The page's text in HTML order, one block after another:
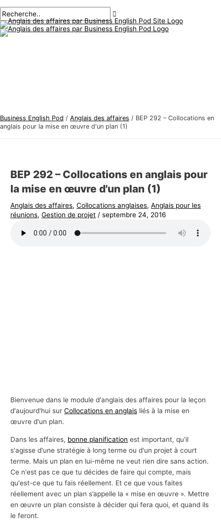
au
contenu
principal
Business English Pod / Anglais des affaires / BEP 292 – Collocations en
anglais pour la mise en œuvre d'un plan (1)
BEP 292 – Collocations en anglais pour
la mise en œuvre d'un plan (1)
Anglais des affaires,Collocations anglaises,Anglais pour les
réunions,Gestion de projet /septembre 24, 2016
Bienvenue dans le module d'anglais des affaires pour la leçon
d'aujourd'hui surCollocations en anglais liés à la mise en
œuvre d'un plan.
Dans les affaires, bonne planification est important, qu'il
s'agisse d'une stratégie à long terme ou d'un projet à court
terme. Mais un plan en lui-même ne veut rien dire sans action.
Ce n'est pas ce que tu décides de faire qui compte, mais
qu'est-ce que tu fais réellement. Et ce que vous faites
réellement avec un plan s’appelle la « mise en œuvre ». Mettre
en œuvre un plan consiste à décider qui fera quoi, et quand ils
le feront.
des
articles
ici..
mail*
S
u
j
n
i
s
d
e
R
e
c
r